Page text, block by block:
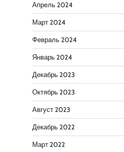
Апрель 2024
Март 2024
Февраль 2024
Январь 2024
Декабрь 2023
Октябрь 2023
Август 2023
Декабрь 2022
Март 2022